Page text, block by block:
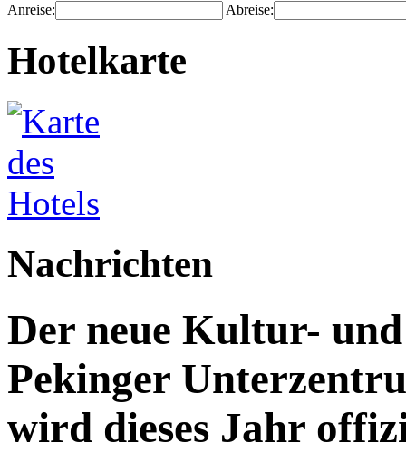
Anreise: Abreise:
Hotelkarte
Nachrichten
Der neue Kultur-
Pekinger
wird dieses Jahr